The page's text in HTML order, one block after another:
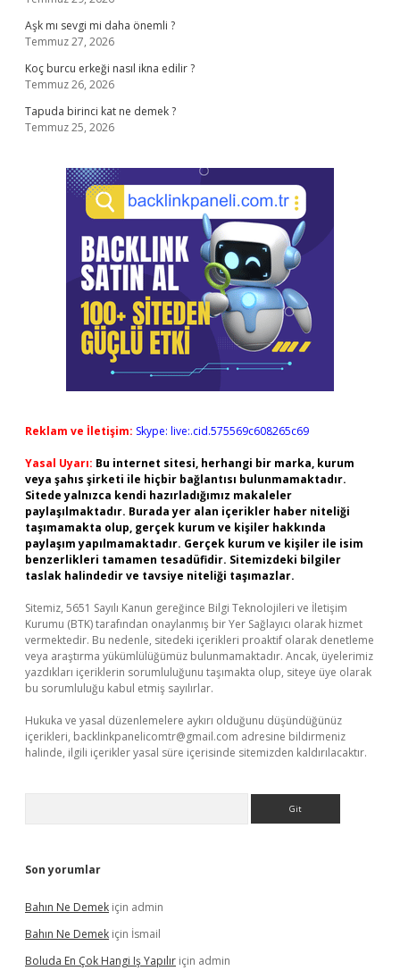
Aşk mı sevgi mi daha önemli ?
Temmuz 27, 2026
Koç burcu erkeği nasıl ikna edilir ?
Temmuz 26, 2026
Tapuda birinci kat ne demek ?
Temmuz 25, 2026
Reklam ve İletişim: Skype: live:.cid.575569c608265c69
Yasal Uyarı: Bu internet sitesi, herhangi bir marka, kurum
veya şahıs şirketi ile hiçbir bağlantısı bulunmamaktadır.
Sitede yalnızca kendi hazırladığımız makaleler
paylaşılmaktadır. Burada yer alan içerikler haber niteliği
taşımamakta olup, gerçek kurum ve kişiler hakkında
paylaşım yapılmamaktadır. Gerçek kurum ve kişiler ile isim
benzerlikleri tamamen tesadüfidir. Sitemizdeki bilgiler
taslak halindedir ve tavsiye niteliği taşımazlar.
Sitemiz, 5651 Sayılı Kanun gereğince Bilgi Teknolojileri ve İletişim
Kurumu (BTK) tarafından onaylanmış bir Yer Sağlayıcı olarak hizmet
vermektedir. Bu nedenle, sitedeki içerikleri proaktif olarak denetleme
veya araştırma yükümlülüğümüz bulunmamaktadır. Ancak, üyelerimiz
yazdıkları içeriklerin sorumluluğunu taşımakta olup, siteye üye olarak
bu sorumluluğu kabul etmiş sayılırlar.
Hukuka ve yasal düzenlemelere aykırı olduğunu düşündüğünüz
içerikleri, backlinkpanelicomtr@gmail.com adresine bildirmeniz
halinde, ilgili içerikler yasal süre içerisinde sitemizden kaldırılacaktır.
Son yorumlar
Bahın Ne Demek için admin
Bahın Ne Demek için İsmail
Boluda En Çok Hangi Iş Yapılır için admin